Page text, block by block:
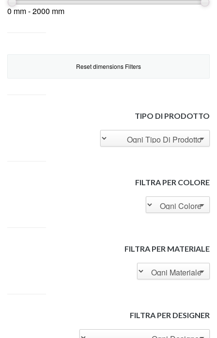
0 mm - 2000 mm
Reset dimensions Filters
TIPO DI PRODOTTO
FILTRA PER COLORE
FILTRA PER MATERIALE
FILTRA PER DESIGNER